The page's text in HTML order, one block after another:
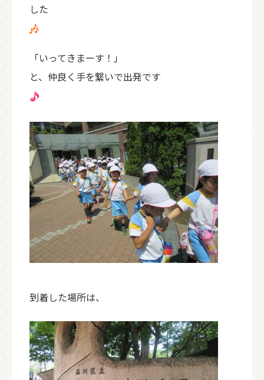
した
「いってきまーす！」
と、仲良く手を繋いで出発です
到着した場所は、